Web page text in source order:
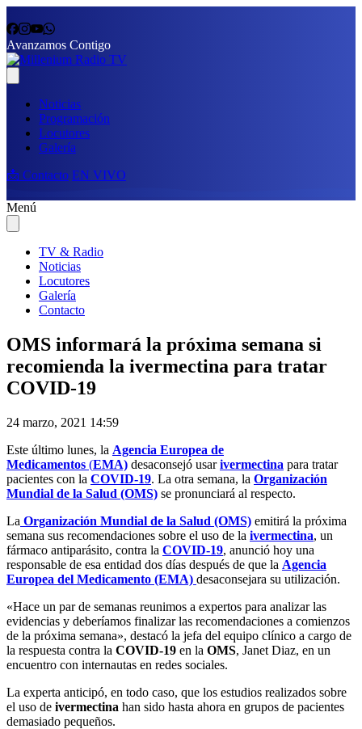
Avanzamos Contigo
Noticias
Programación
Locutores
Galería
📩 Contacto EN VIVO
Menú
TV & Radio
Noticias
Locutores
Galería
Contacto
OMS informará la próxima semana si
recomienda la ivermectina para tratar
COVID-19
24 marzo, 2021 14:59
Este último lunes, la Agencia Europea de
Medicamentos (EMA) desaconsejó usarivermectina para tratar
pacientes con la COVID-19. La otra semana, la Organización
Mundial de la Salud (OMS) se pronunciará al respecto.
La Organización Mundial de la Salud (OMS) emitirá la próxima
semana sus recomendaciones sobre el uso de la ivermectina, un
fármaco antiparásito, contra la COVID-19, anunció hoy una
responsable de esa entidad dos días después de que la Agencia
Europea del Medicamento (EMA) desaconsejara su utilización.
«Hace un par de semanas reunimos a expertos para analizar las
evidencias y deberíamos finalizar las recomendaciones a comienzos
de la próxima semana», destacó la jefa del equipo clínico a cargo de
la respuesta contra la COVID-19 en la OMS, Janet Diaz, en un
encuentro con internautas en redes sociales.
La experta anticipó, en todo caso, que los estudios realizados sobre
el uso de ivermectina han sido hasta ahora en grupos de pacientes
demasiado pequeños.